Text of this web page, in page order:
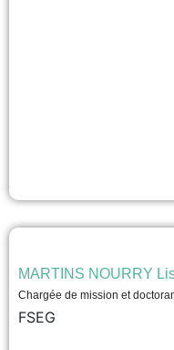
MARTINS NOURRY
Chargée de mission et
FSEG